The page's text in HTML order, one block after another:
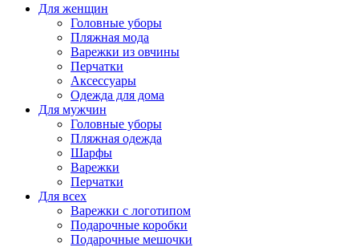
Для женщин
Головные уборы
Пляжная мода
Варежки из овчины
Перчатки
Аксессуары
Одежда для дома
Для мужчин
Головные уборы
Пляжная одежда
Шарфы
Варежки
Перчатки
Для всех
Варежки с логотипом
Подарочные коробки
Подарочные мешочки